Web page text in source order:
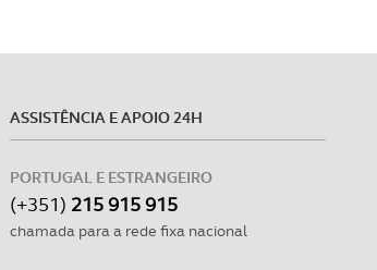
ASSISTÊNCIA E APOIO 24H
PORTUGAL E ESTRANGEIRO
(+351) 215 915 915
chamada para a rede fixa nacional